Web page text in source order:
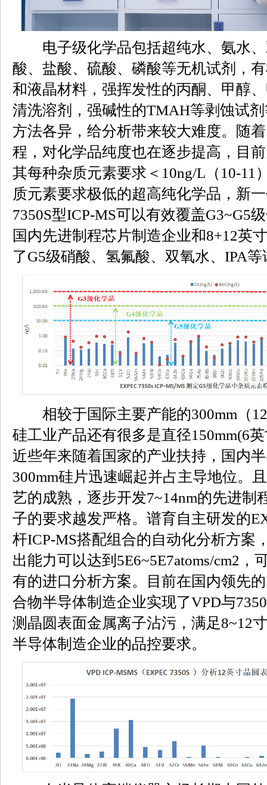
电子级化学品包括超纯水、氨水、
酸、盐酸、硫酸、磷酸等无机试剂，
和液晶材料，强挥发性的丙酮、甲醇
清洗溶剂，强碱性的TMAH等剥蚀试
方法各异，给分析带来较大难度。随
程，对化学品纯度也在逐步提高，目
其每种杂质元素要求＜10ng/L（10-11
质元素要求极低的超高纯化学品，新
7350S型ICP-MS可以有效覆盖G3~G5
国内先进制程芯片制造企业和8+12英
了G5级硝酸、氢氟酸、双氧水、IPA
相较于国际主要产能的300mm（
硅工业产品还有很多是直径150mm(6
近些年来随着国家的产业扶持，国内
300mm硅片迅速崛起并占主导地位。
艺的成熟，逐步开发7~14nm的先进制
子的要求越发严格。谱育自主研发的
杆ICP-MS搭配组合的自动化分析方案
出能力可以达到5E6~5E7atoms/cm2，
有的进口分析方案。目前在国内领先
合物半导体制造企业实现了VPD与
测晶圆表面金属离子沾污，满足8~12
半导体制造企业的品控要求。